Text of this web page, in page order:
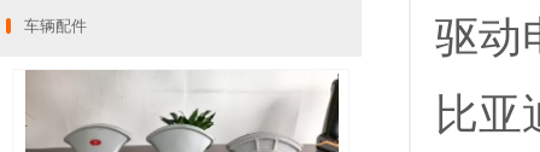
车辆配件
驱动
比亚